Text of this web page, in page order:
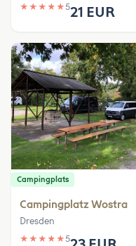
★ ★ ★ ★ ★521 EUR
Campingplats
Campingplatz Wostra
Dresden
★ ★ ★ ★ ★5